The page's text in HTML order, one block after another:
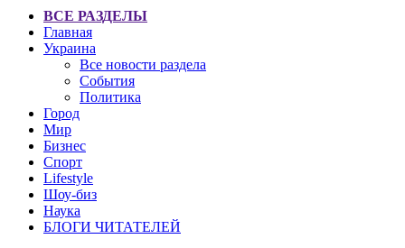
ВСЕ РАЗДЕЛЫ
Главная
Украина
Все новости раздела
События
Политика
Город
Мир
Бизнес
Спорт
Lifestyle
Шоу-биз
Наука
БЛОГИ ЧИТАТЕЛЕЙ